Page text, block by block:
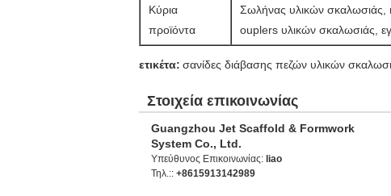
Κύρια
προϊόντα
Σωλήνας υλικών σκαλωσιάς,
ouplers υλικών σκαλωσιάς,
ετικέτα: σανίδες διάβασης πεζών υλικών
Στοιχεία επικοινωνίας
Guangzhou Jet Scaffold & Formwork
System Co., Ltd.
Υπεύθυνος Επικοινωνίας: liao
Τηλ.:: +8615913142989